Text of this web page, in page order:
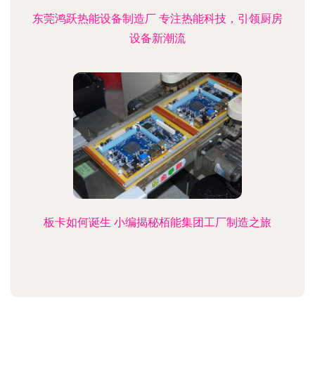
东莞鸿跃热能设备制造厂 专注热能科技，引领厨房
设备新潮流
板卡如何诞生 小编揭秘栢能集团工厂制造之旅